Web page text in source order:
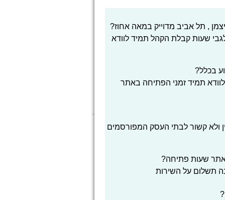
, תל אביב מדוייק במאה אחוז?
שעות קבלת הקהל תמיד לוודא
בכלל?
תמיד זמני הפתיחה באתר
ולא קשור לבתי העסק המפורסמים
שעות פתיחה?
תשלום על השירות